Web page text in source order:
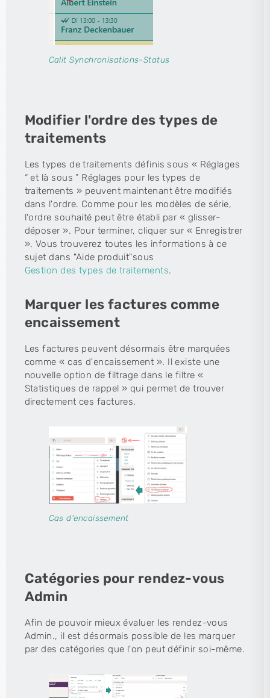
Calit Synchronisations-Status
Modifier l'ordre des types de
traitements
Les types de traitements définis sous « Réglages
“ et là sous ” Réglages pour les types de
traitements » peuvent maintenant être modifiés
dans l'ordre. Comme pour les modèles de série,
l'ordre souhaité peut être établi par « glisser-
déposer ». Pour terminer, cliquer sur « Enregistrer
». Vous trouverez toutes les informations à ce
sujet dans "Aide produit"sous
Gestion des types de traitements.
Marquer les factures comme
encaissement
Les factures peuvent désormais être marquées
comme « cas d'encaissement ». Il existe une
nouvelle option de filtrage dans le filtre «
Statistiques de rappel » qui permet de trouver
directement ces factures.
Cas d'encaissement
Catégories pour rendez-vous
Admin
Afin de pouvoir mieux évaluer les rendez-vous
Admin., il est désormais possible de les marquer
par des catégories que l'on peut définir soi-même.